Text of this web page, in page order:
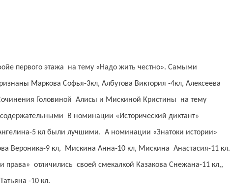
первого этажа на тему «Надо жить честно». Самыми
Маркова Софья-3кл, Албутова Виктория -4кл, Алексеева
Головиной Алисы и Мискиной Кристины на тему
В номинации «Исторический диктант»
5 кл были лучшими. А номинации «Знатоки истории»
Вероника-9 кл, Мискина Анна-10 кл, Мискина Анастасия-11 кл.
права» отличились своей смекалкой Казакова Снежана-11 кл,,
-10 кл.